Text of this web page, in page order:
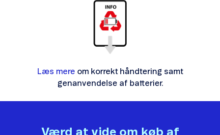
Læs mere om korrekt håndtering samt
genanvendelse af batterier.
Værd at vide om køb af